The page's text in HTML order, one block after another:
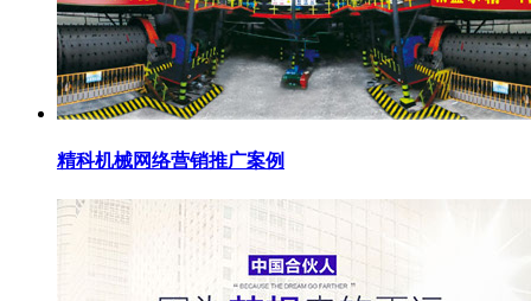
精科机械网络营销推广案例